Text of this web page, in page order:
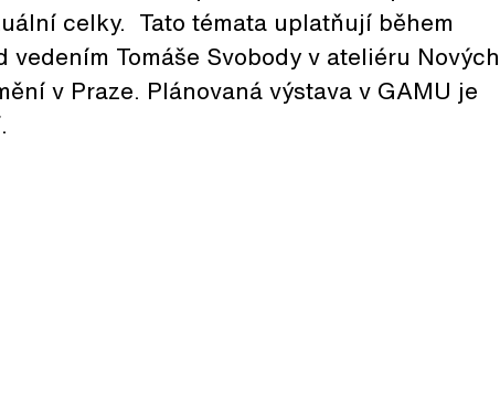
celky. Tato témata uplatňují během
Tomáše Svobody v ateliéru Nových
v Praze. Plánovaná výstava v GAMU je